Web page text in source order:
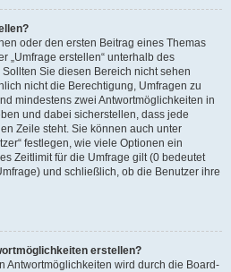
oder den ersten Beitrag eines Themas
„Umfrage erstellen“ unterhalb des
Sie diesen Bereich nicht sehen
nicht die Berechtigung, Umfragen zu
mindestens zwei Antwortmöglichkeiten in
und dabei sicherstellen, dass jede
Zeile steht. Sie können auch unter
festlegen, wie viele Optionen ein
Zeitlimit für die Umfrage gilt (0 bedeutet
und schließlich, ob die Benutzer ihre
erstellen?
Antwortmöglichkeiten wird durch die Board-